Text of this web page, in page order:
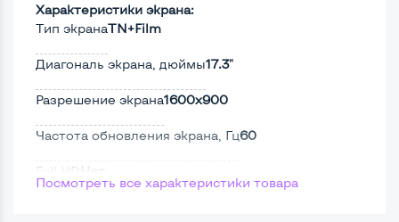
Характеристики экрана:
Тип экранаTN+Film
Диагональ экрана, дюймы17.3"
Разрешение экрана1600x900
Частота обновления экрана, Гц60
Full HD Нет
Посмотреть все характеристики товара